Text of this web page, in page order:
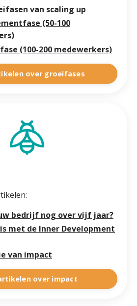
van scaling up
(50-100
(100-200 medewerkers)
over groeifases
bedrijf nog over vijf jaar?
met de Inner Development
van impact
over impact